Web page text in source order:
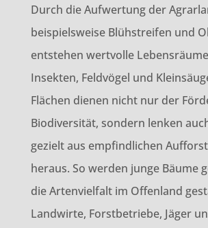
Durch die Aufwertung der
beispielsweise Blühstreifen und
entstehen wertvolle
Insekten, Feldvögel und
Flächen dienen nicht nur der
Biodiversität, sondern lenken
gezielt aus empfindlichen
heraus. So werden junge Bäume
die Artenvielfalt im Offenland
Landwirte, Forstbetriebe, Jäger